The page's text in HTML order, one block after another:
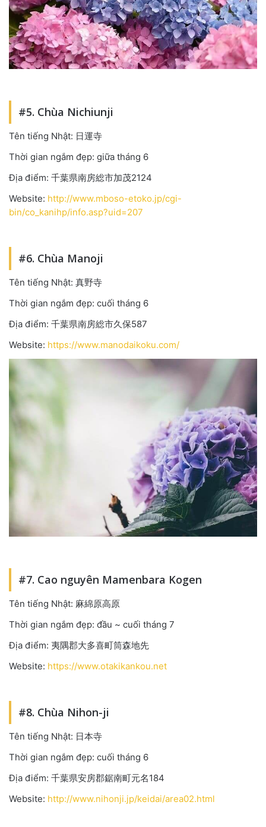
#5. Chùa Nichiunji
Tên tiếng Nhật: 日運寺
Thời gian ngắm đẹp: giữa tháng 6
Địa điểm: 千葉県南房総市加茂2124
Website: http://www.mboso-etoko.jp/cgi-
bin/co_kanihp/info.asp?uid=207
#6. Chùa Manoji
Tên tiếng Nhật: 真野寺
Thời gian ngắm đẹp: cuối tháng 6
Địa điểm: 千葉県南房総市久保587
Website: https://www.manodaikoku.com/
#7. Cao nguyên Mamenbara Kogen
Tên tiếng Nhật: 麻綿原高原
Thời gian ngắm đẹp: đầu ~ cuối tháng 7
Địa điểm: 夷隅郡大多喜町筒森地先
Website: https://www.otakikankou.net
#8. Chùa Nihon-ji
Tên tiếng Nhật: 日本寺
Thời gian ngắm đẹp: cuối tháng 6
Địa điểm: 千葉県安房郡鋸南町元名184
Website: http://www.nihonji.jp/keidai/area02.html